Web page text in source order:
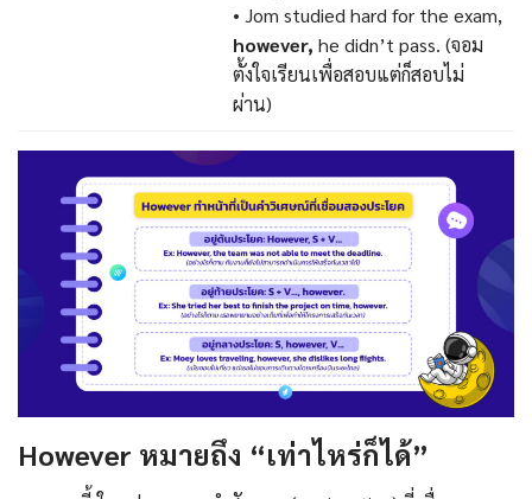
• Jom studied hard for the exam,
however, he didn’t pass. (จอม
ตั้งใจเรียนเพื่อสอบแต่ก็สอบไม่
ผ่าน)
However หมายถึง “เท่าไหร่ก็ได้”